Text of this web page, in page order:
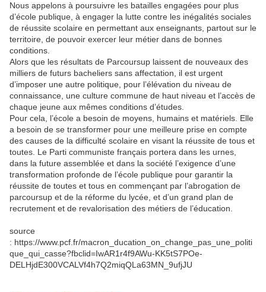
Nous appelons à poursuivre les batailles engagées pour plus
d’école publique, à engager la lutte contre les inégalités sociales
de réussite scolaire en permettant aux enseignants, partout sur le
territoire, de pouvoir exercer leur métier dans de bonnes
conditions.
Alors que les résultats de Parcoursup laissent de nouveaux des
milliers de futurs bacheliers sans affectation, il est urgent
d’imposer une autre politique, pour l’élévation du niveau de
connaissance, une culture commune de haut niveau et l’accès de
chaque jeune aux mêmes conditions d’études.
Pour cela, l’école a besoin de moyens, humains et matériels. Elle
a besoin de se transformer pour une meilleure prise en compte
des causes de la difficulté scolaire en visant la réussite de tous et
toutes. Le Parti communiste français portera dans les urnes,
dans la future assemblée et dans la société l’exigence d’une
transformation profonde de l’école publique pour garantir la
réussite de toutes et tous en commençant par l’abrogation de
parcoursup et de la réforme du lycée, et d’un grand plan de
recrutement et de revalorisation des métiers de l’éducation.
source
: https://www.pcf.fr/macron_ducation_on_change_pas_une_politi
que_qui_casse?fbclid=IwAR1r4f9AWu-KK5tS7POe-
DELHjdE300VCALVf4h7Q2miqQLa63MN_9ufjJU